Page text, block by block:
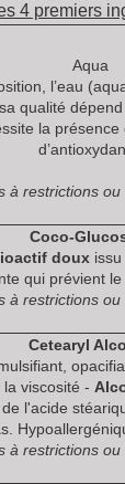
4 premiers
Aqua
l’eau
qualité
la
à restrictions
Coco-
doux
qui prévient
à restrictions
Cetearyl
viscosité -
l'acide
à restrictions